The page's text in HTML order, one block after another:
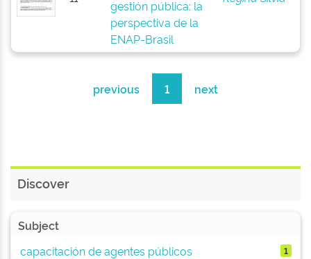
gestión pública: la
perspectiva de la
ENAP-Brasil
previous 1 next
Discover
Subject
capacitación de agentes públicos
1